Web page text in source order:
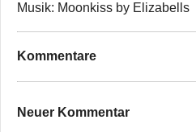
Musik: Moonkiss by Elizabells
Kommentare
Neuer Kommentar